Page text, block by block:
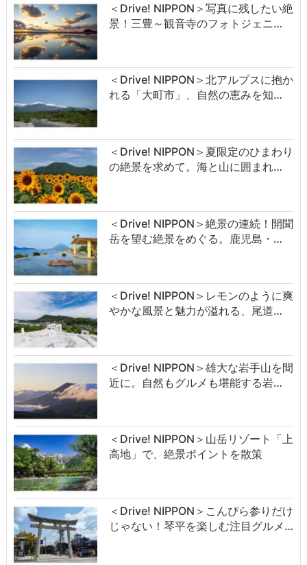
＜Drive! NIPPON＞写真に残したい絶
景！三豊～観音寺のフォトジェニ…
＜Drive! NIPPON＞北アルプスに抱か
れる「大町市」、自然の恵みを知…
＜Drive! NIPPON＞夏限定のひまわり
の絶景を求めて。海と山に囲まれ…
＜Drive! NIPPON＞絶景の連続！開聞
岳を望む絶景をめぐる。鹿児島・…
＜Drive! NIPPON＞レモンのように爽
やかな風景と魅力が溢れる、尾道…
＜Drive! NIPPON＞雄大な岩手山を間
近に。自然もグルメも堪能する岩…
＜Drive! NIPPON＞山岳リゾート「上
高地」で、絶景ポイントを散策
＜Drive! NIPPON＞こんぴら参りだけ
じゃない！琴平を楽しむ注目グルメ…